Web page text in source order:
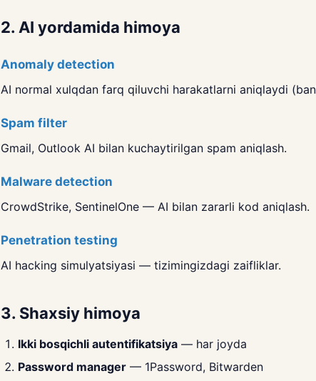
2. AI yordamida himoya
Anomaly detection
AI normal xulqdan farq qiluvchi harakatlarni aniqlaydi
Spam filter
Gmail, Outlook AI bilan kuchaytirilgan spam aniqlash.
Malware detection
CrowdStrike, SentinelOne — AI bilan zararli kod aniqlash.
Penetration testing
AI hacking simulyatsiyasi — tizimingizdagi zaifliklar.
3. Shaxsiy himoya
Ikki bosqichli autentifikatsiya — har joyda
Password manager — 1Password, Bitwarden